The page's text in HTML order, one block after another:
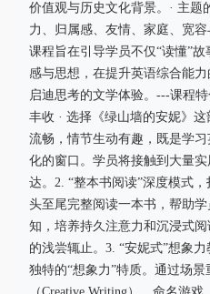
价值观与历史文化背景。· 主题
力、归属感、友情、家庭、宽
课程旨在引导学员不仅“读懂”
感与思想，在提升英语综合能力
启迪思考的文学体验。---课程
丰收 · 选择《绿山墙的安妮》
流畅，情节生动有趣，既是学
化的窗口。学员将接触到大量
达。2. “整本书阅读”深度模式
头至尾完整阅读一本书，帮助
知，培养持久注意力和沉浸式
的浅尝辄止。3. “安妮式”想象
独特的“想象力”特质。通过场